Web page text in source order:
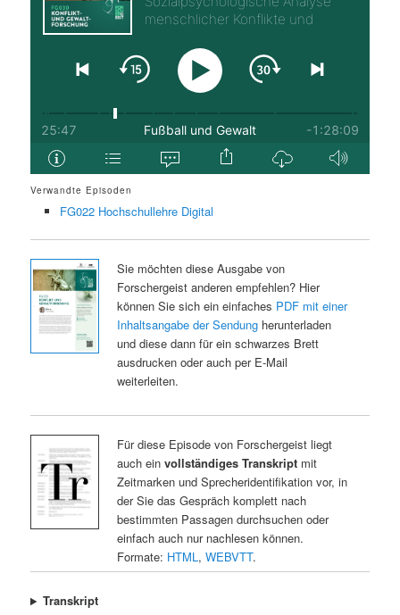
Verwandte Episoden
FG022 Hochschullehre Digital
Sie möchten diese Ausgabe von
Forschergeist anderen empfehlen? Hier
können Sie sich ein einfaches PDF mit einer
Inhaltsangabe der Sendungherunterladen
und diese dann für ein schwarzes Brett
ausdrucken oder auch per E-Mail
weiterleiten.
Für diese Episode von Forschergeist liegt
auch ein vollständiges Transkriptmit
Zeitmarken und Sprecheridentifikation vor, in
der Sie das Gespräch komplett nach
bestimmten Passagen durchsuchen oder
einfach auch nur nachlesen können.
Formate: HTML , WEBVTT.
Transkript